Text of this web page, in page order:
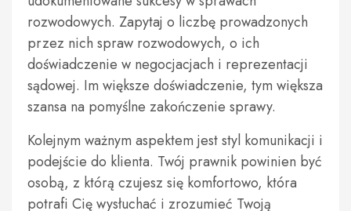
rozwodowych. Zapytaj o liczbę prowadzonych
przez nich spraw rozwodowych, o ich
doświadczenie w negocjacjach i reprezentacji
sądowej. Im większe doświadczenie, tym większa
szansa na pomyślne zakończenie sprawy.
Kolejnym ważnym aspektem jest styl komunikacji i
podejście do klienta. Twój prawnik powinien być
osobą, z którą czujesz się komfortowo, która
potrafi Cię wysłuchać i zrozumieć Twoją